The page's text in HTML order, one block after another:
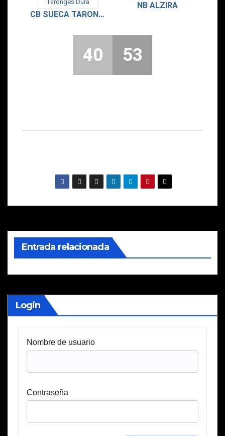
CB SUECA TARONGES DURÀ
NB ALZIRA
40 53
Entrada relacionada
Login
Nombre de usuario
Contraseña